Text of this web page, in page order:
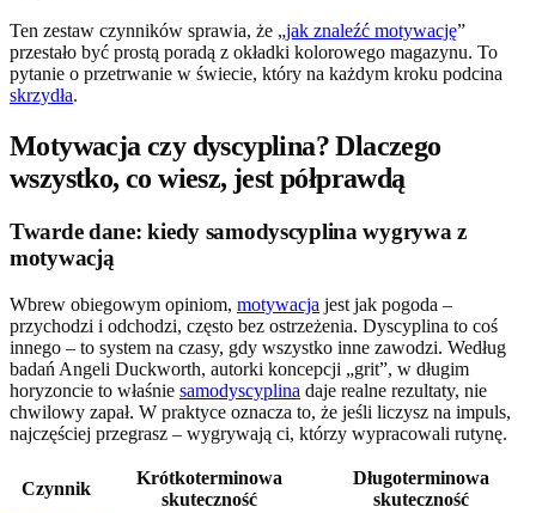
Ten zestaw czynników sprawia, że „jak znaleźć motywację”
przestało być prostą poradą z okładki kolorowego magazynu. To
pytanie o przetrwanie w świecie, który na każdym kroku podcina
skrzydła.
Motywacja czy dyscyplina? Dlaczego
wszystko, co wiesz, jest półprawdą
Twarde dane: kiedy samodyscyplina wygrywa z
motywacją
Wbrew obiegowym opiniom, motywacja jest jak pogoda –
przychodzi i odchodzi, często bez ostrzeżenia. Dyscyplina to coś
innego – to system na czasy, gdy wszystko inne zawodzi. Według
badań Angeli Duckworth, autorki koncepcji „grit”, w długim
horyzoncie to właśnie samodyscyplina daje realne rezultaty, nie
chwilowy zapał. W praktyce oznacza to, że jeśli liczysz na impuls,
najczęściej przegrasz – wygrywają ci, którzy wypracowali rutynę.
Czynnik
Krótkoterminowa
skuteczność
Długoterminowa
skuteczność